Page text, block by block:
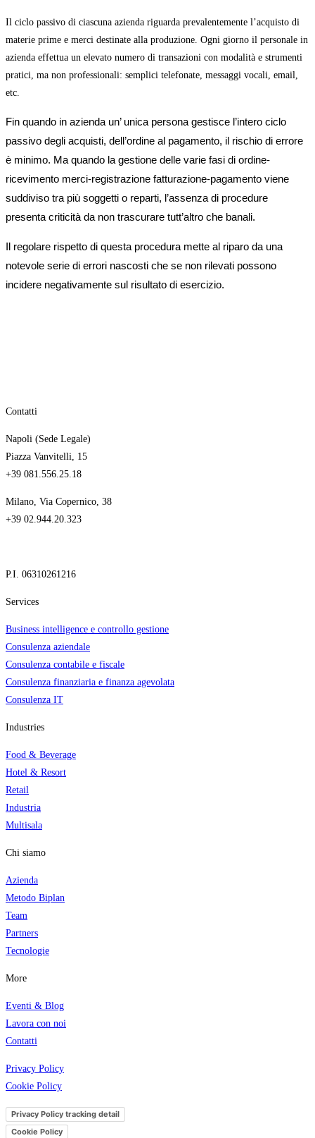
Il ciclo passivo di ciascuna azienda riguarda prevalentemente l’acquisto di
materie prime e merci destinate alla produzione. Ogni giorno il personale in
azienda effettua un elevato numero di transazioni con modalità e strumenti
pratici, ma non professionali: semplici telefonate, messaggi vocali, email,
etc.
Fin quando in azienda un’ unica persona gestisce l’intero ciclo
passivo degli acquisti, dell’ordine al pagamento, il rischio di errore
è minimo. Ma quando la gestione delle varie fasi di ordine-
ricevimento merci-registrazione fatturazione-pagamento viene
suddiviso tra più soggetti o reparti, l’assenza di procedure
presenta criticità da non trascurare tutt’altro che banali.
Il regolare rispetto di questa procedura mette al riparo da una
notevole serie di errori nascosti che se non rilevati possono
incidere negativamente sul risultato di esercizio.
Contatti
Napoli (Sede Legale)
Piazza Vanvitelli, 15
+39 081.556.25.18
Milano, Via Copernico, 38
+39 02.944.20.323
P.I. 06310261216
Services
Business intelligence e controllo gestione
Consulenza aziendale
Consulenza contabile e fiscale
Consulenza finanziaria e finanza agevolata
Consulenza IT
Industries
Food & Beverage
Hotel & Resort
Retail
Industria
Multisala
Chi siamo
Azienda
Metodo Biplan
Team
Partners
Tecnologie
More
Eventi & Blog
Lavora con noi
Contatti
Privacy Policy
Cookie Policy
Privacy Policy tracking detail
Cookie Policy